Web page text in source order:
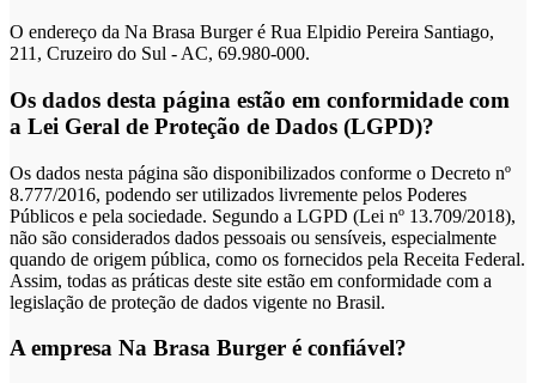
O endereço da Na Brasa Burger é Rua Elpidio Pereira Santiago,
211, Cruzeiro do Sul - AC, 69.980-000.
Os dados desta página estão em conformidade com
a Lei Geral de Proteção de Dados (LGPD)?
Os dados nesta página são disponibilizados conforme o Decreto nº
8.777/2016, podendo ser utilizados livremente pelos Poderes
Públicos e pela sociedade. Segundo a LGPD (Lei nº 13.709/2018),
não são considerados dados pessoais ou sensíveis, especialmente
quando de origem pública, como os fornecidos pela Receita Federal.
Assim, todas as práticas deste site estão em conformidade com a
legislação de proteção de dados vigente no Brasil.
A empresa Na Brasa Burger é confiável?